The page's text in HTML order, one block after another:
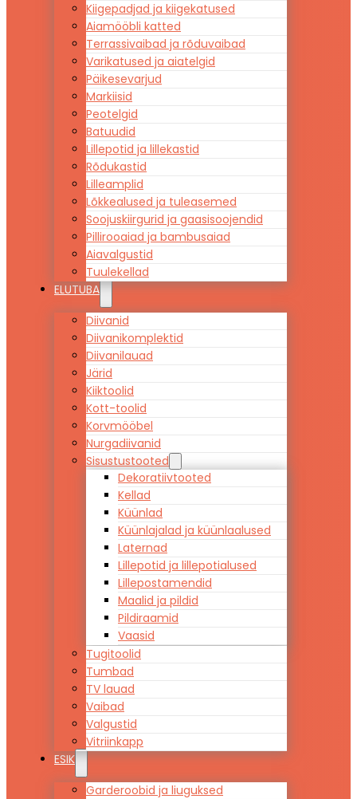
Kiigepadjad ja kiigekatused
Aiamööbli katted
Terrassivaibad ja rõduvaibad
Varikatused ja aiatelgid
Päikesevarjud
Markiisid
Peotelgid
Batuudid
Lillepotid ja lillekastid
Rõdukastid
Lilleamplid
Lõkkealused ja tuleasemed
Soojuskiirgurid ja gaasisoojendid
Pillirooaiad ja bambusaiad
Aiavalgustid
Tuulekellad
ELUTUBA
Diivanid
Diivanikomplektid
Diivanilauad
Järid
Kiiktoolid
Kott-toolid
Korvmööbel
Nurgadiivanid
Sisustustooted
Dekoratiivtooted
Kellad
Küünlad
Küünlajalad ja küünlaalused
Laternad
Lillepotid ja lillepotialused
Lillepostamendid
Maalid ja pildid
Pildiraamid
Vaasid
Tugitoolid
Tumbad
TV lauad
Vaibad
Valgustid
Vitriinkapp
ESIK
Garderoobid ja liuguksed